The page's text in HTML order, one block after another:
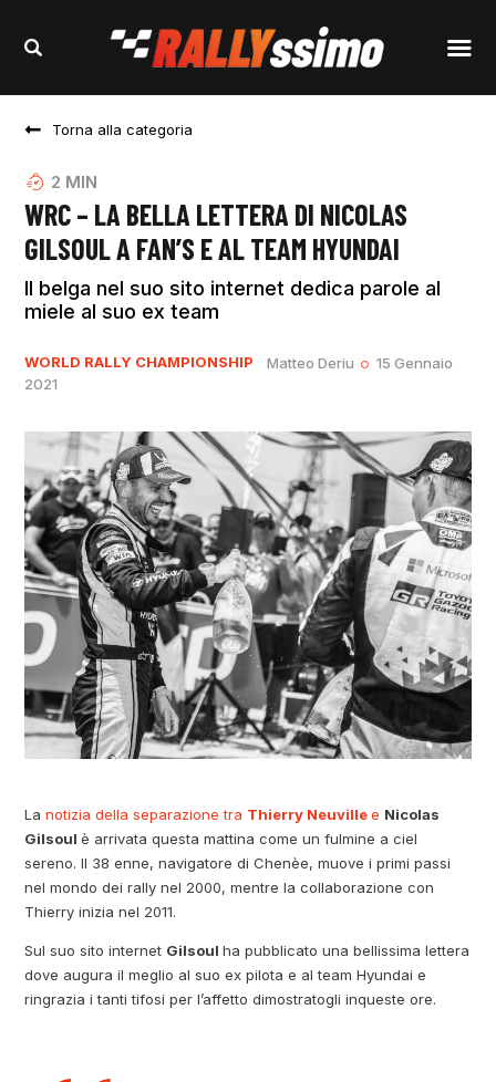
Torna alla categoria
2 MIN
WRC – LA BELLA LETTERA DI NICOLAS
GILSOUL A FAN’S E AL TEAM HYUNDAI
Il belga nel suo sito internet dedica parole al
miele al suo ex team
WORLD RALLY CHAMPIONSHIP Matteo Deriu
15 Gennaio
2021
Lanotizia della separazione tra Thierry Neuvillee Nicolas
Gilsoulè arrivata questa mattina come un fulmine a ciel
sereno. Il 38 enne, navigatore di Chenèe, muove i primi passi
nel mondo dei rally nel 2000, mentre la collaborazione con
Thierry inizia nel 2011.
Sul suo sito internet Gilsoulha pubblicato una bellissima lettera
dove augura il meglio al suo ex pilota e al team Hyundai e
ringrazia i tanti tifosi per l’affetto dimostratogli inqueste ore.